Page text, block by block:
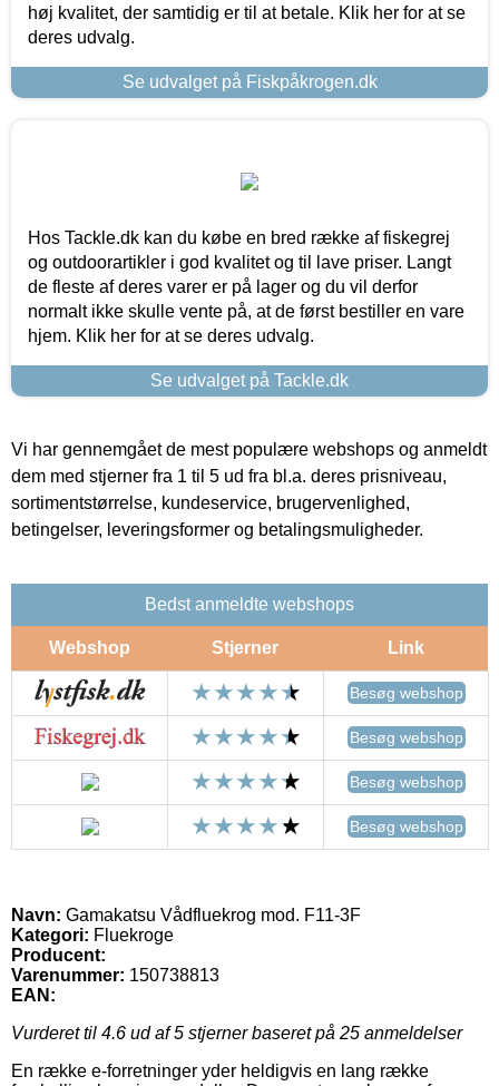
høj kvalitet, der samtidig er til at betale. Klik her for at se
deres udvalg.
Se udvalget på Fiskpåkrogen.dk
Hos Tackle.dk kan du købe en bred række af fiskegrej
og outdoorartikler i god kvalitet og til lave priser. Langt
de fleste af deres varer er på lager og du vil derfor
normalt ikke skulle vente på, at de først bestiller en vare
hjem. Klik her for at se deres udvalg.
Se udvalget på Tackle.dk
Vi har gennemgået de mest populære webshops og anmeldt
dem med stjerner fra 1 til 5 ud fra bl.a. deres prisniveau,
sortimentstørrelse, kundeservice, brugervenlighed,
betingelser, leveringsformer og betalingsmuligheder.
Bedst anmeldte webshops
Webshop Stjerner Link
Besøg webshop
Besøg webshop
Besøg webshop
Besøg webshop
Navn: Gamakatsu Vådfluekrog mod. F11-3F
Kategori: Fluekroge
Producent:
Varenummer: 150738813
EAN:
Vurderet til 4.6 ud af 5 stjerner baseret på 25 anmeldelser
En række e-forretninger yder heldigvis en lang række